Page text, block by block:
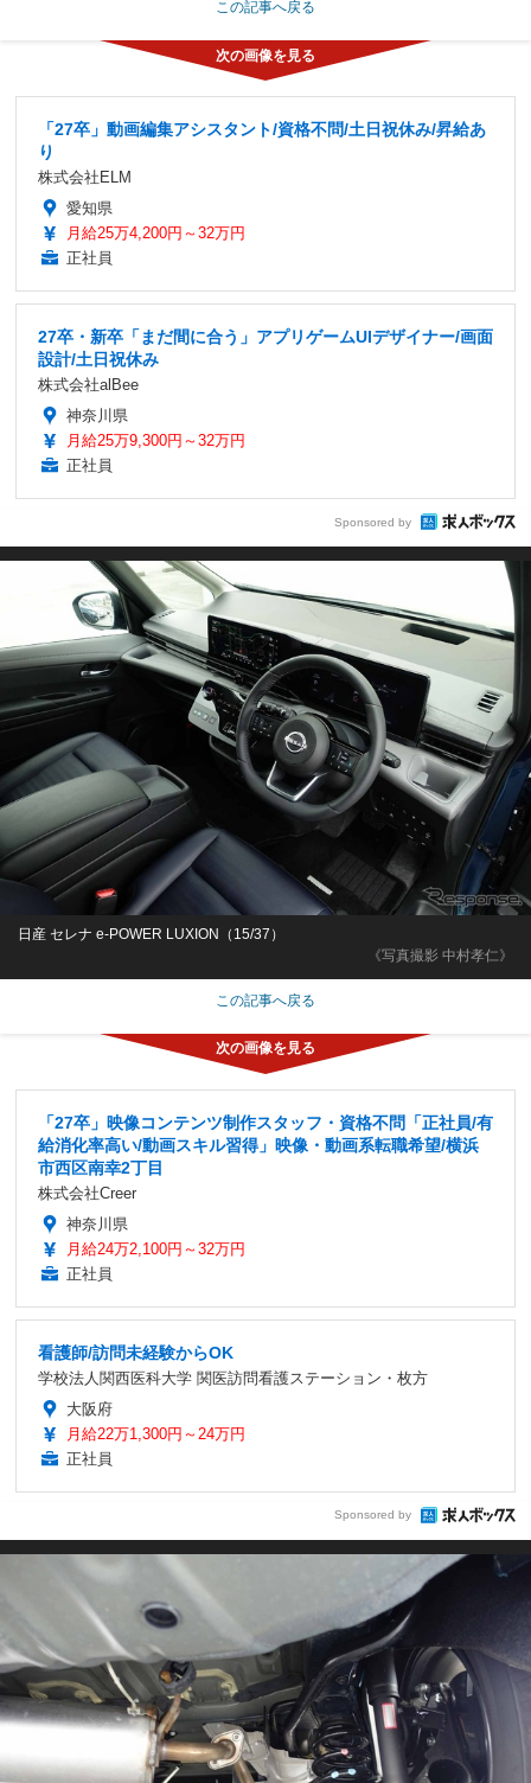
この記事へ戻る
「27卒」動画編集アシスタント/資格不問/土日祝休み/昇給あ
り
株式会社ELM
愛知県
月給25万4,200円～32万円
正社員
27卒・新卒「まだ間に合う」アプリゲームUIデザイナー/画面
設計/土日祝休み
株式会社alBee
神奈川県
月給25万9,300円～32万円
正社員
Sponsored by
《写真撮影 中村孝仁》
日産 セレナ e-POWER LUXION（15/37）
この記事へ戻る
「27卒」映像コンテンツ制作スタッフ・資格不問「正社員/有
給消化率高い/動画スキル習得」映像・動画系転職希望/横浜
市西区南幸2丁目
株式会社Creer
神奈川県
月給24万2,100円～32万円
正社員
看護師/訪問未経験からOK
学校法人関西医科大学 関医訪問看護ステーション・枚方
大阪府
月給22万1,300円～24万円
正社員
Sponsored by